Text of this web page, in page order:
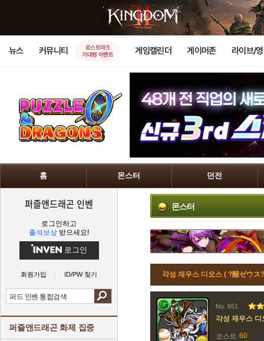
뉴스 커뮤니티
로스트아크
기대평 이벤트
게임캘린더 게이머존 라이브/
홈 몬스터 던전
퍼즐앤드래곤 인벤
로그인하고
출석보상 받으세요!
로그인
회원가입 ID/PW 찾기
퍼즐앤드래곤 화제 집중
몬스터
각성 제우스 디오스 ( ?醒ゼウス
No. 651
각성 제우스 디
코스트 60